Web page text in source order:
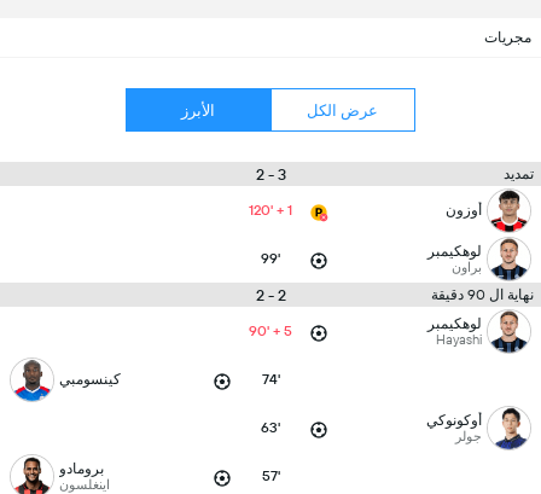
مجريات
عرض الكل الأبرز
تمديد 3 - 2
أوزون 120' + 1
لوهكيمبر
براون 99'
نهاية ال 90 دقيقة 2 - 2
لوهكيمبر
Hayashi
90' + 5
74' كينسومبي
أوكونوكي
جولر 63'
57' برومادو
اينغلسون